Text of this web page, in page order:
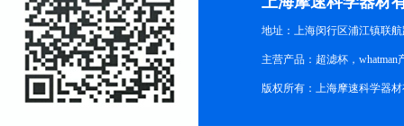
地址：上海闵行区浦江镇联航
主营产品：超滤杯，
版权所有：上海摩速科学器